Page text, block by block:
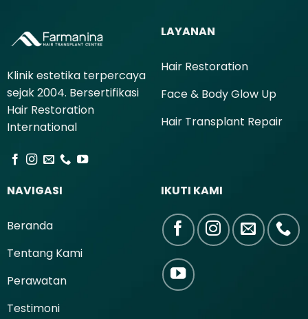
Klinik estetika terpercaya
sejak 2004. Bersertifikasi
Hair Restoration
International
LAYANAN
Hair Restoration
Face & Body Glow Up
Hair Transplant Repair
NAVIGASI
Beranda
Tentang Kami
Perawatan
Testimoni
IKUTI KAMI